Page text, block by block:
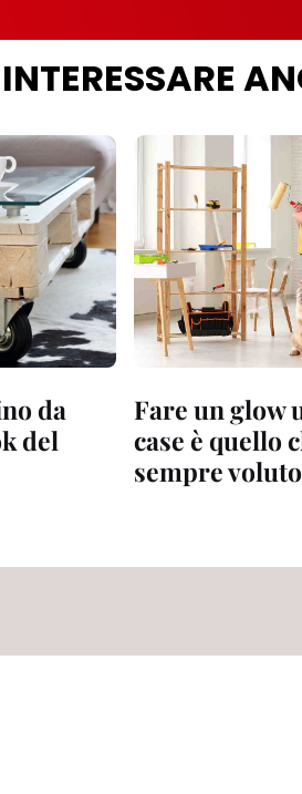
da
del
Fare un glow
case è quello
sempre voluto